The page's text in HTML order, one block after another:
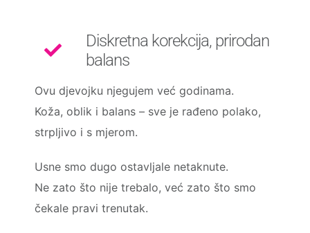
Diskretna korekcija, prirodan
balans
Ovu djevojku njegujem već godinama.
Koža, oblik i balans – sve je rađeno polako,
strpljivo i s mjerom.
Usne smo dugo ostavljale netaknute.
Ne zato što nije trebalo, već zato što smo
čekale pravi trenutak.